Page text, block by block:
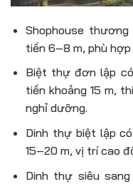
Shophouse thương
tiền 6–8 m, phù
Biệt thự đơn lập
tiền khoảng 15 m,
nghỉ dưỡng.
Dinh thự biệt lập
15–20 m, vị trí cao
Dinh thự siêu